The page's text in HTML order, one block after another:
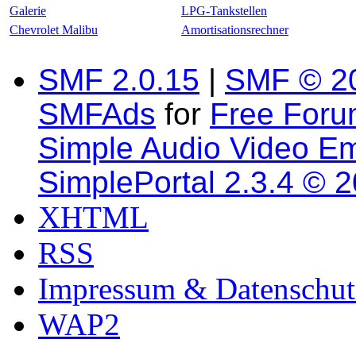
Galerie
LPG-Tankstellen
Chevrolet Malibu
Amortisationsrechner
SMF 2.0.15 | SMF ©
SMFAds for Free
Simple Audio Video
SimplePortal 2.3.4 ©
XHTML
RSS
Impressum &
WAP2